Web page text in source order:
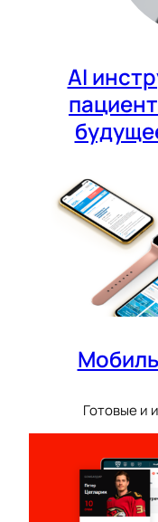
AI
Готовые и